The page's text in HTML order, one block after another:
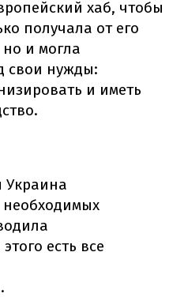
хаб, чтобы
получала от его
и могла
свои нужды:
и иметь
Украина
необходимых
есть все